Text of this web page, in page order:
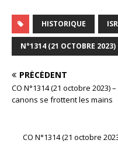
HISTORIQUE
N°1314 (21 OCTOBRE 2023)
PRÉCÉDENT
CO N°1314 (21 octobre 2023)
canons se frottent les mains
CO N°1314 (21 octobre